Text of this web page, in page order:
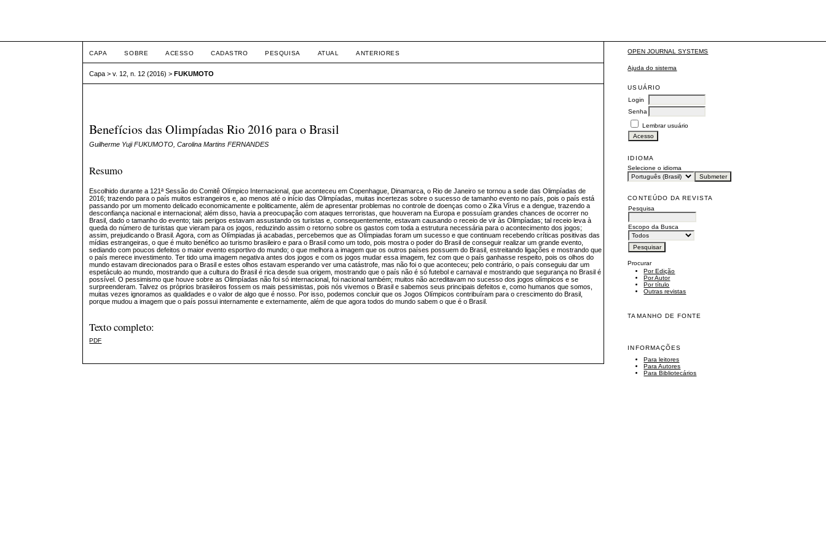
OPEN JOURNAL SYSTEMS
Ajuda do sistema
USUÁRIO
Login
Senha
Lembrar usuário
IDIOMA
Selecione o idioma
CONTEÚDO DA REVISTA
Pesquisa
Escopo da Busca
Procurar
Por Edição
Por Autor
Por título
Outras revistas
TAMANHO DE FONTE
INFORMAÇÕES
Para leitores
Para Autores
Para Bibliotecários
CAPA SOBRE ACESSO CADASTRO PESQUISA ATUAL ANTERIORES
Capa >v. 12, n. 12 (2016) >FUKUMOTO
Benefícios das Olimpíadas Rio 2016 para o Brasil
Guilherme Yuji FUKUMOTO, Carolina Martins FERNANDES
Resumo
Escolhido durante a 121ª Sessão do Comitê Olímpico Internacional, que aconteceu em Copenhague, Dinamarca, o Rio de Janeiro se tornou a sede das Olimpíadas de
2016; trazendo para o país muitos estrangeiros e, ao menos até o início das Olimpíadas, muitas incertezas sobre o sucesso de tamanho evento no país, pois o país está
passando por um momento delicado economicamente e politicamente, além de apresentar problemas no controle de doenças como o Zika Vírus e a dengue, trazendo a
desconfiança nacional e internacional; além disso, havia a preocupação com ataques terroristas, que houveram na Europa e possuíam grandes chances de ocorrer no
Brasil, dado o tamanho do evento; tais perigos estavam assustando os turistas e, consequentemente, estavam causando o receio de vir às Olimpíadas; tal receio leva à
queda do número de turistas que vieram para os jogos, reduzindo assim o retorno sobre os gastos com toda a estrutura necessária para o acontecimento dos jogos;
assim, prejudicando o Brasil. Agora, com as Olímpiadas já acabadas, percebemos que as Olímpiadas foram um sucesso e que continuam recebendo críticas positivas das
mídias estrangeiras, o que é muito benéfico ao turismo brasileiro e para o Brasil como um todo, pois mostra o poder do Brasil de conseguir realizar um grande evento,
sediando com poucos defeitos o maior evento esportivo do mundo; o que melhora a imagem que os outros países possuem do Brasil, estreitando ligações e mostrando que
o país merece investimento. Ter tido uma imagem negativa antes dos jogos e com os jogos mudar essa imagem, fez com que o país ganhasse respeito, pois os olhos do
mundo estavam direcionados para o Brasil e estes olhos estavam esperando ver uma catástrofe, mas não foi o que aconteceu; pelo contrário, o país conseguiu dar um
espetáculo ao mundo, mostrando que a cultura do Brasil é rica desde sua origem, mostrando que o país não é só futebol e carnaval e mostrando que segurança no Brasil é
possível. O pessimismo que houve sobre as Olimpíadas não foi só internacional, foi nacional também; muitos não acreditavam no sucesso dos jogos olímpicos e se
surpreenderam. Talvez os próprios brasileiros fossem os mais pessimistas, pois nós vivemos o Brasil e sabemos seus principais defeitos e, como humanos que somos,
muitas vezes ignoramos as qualidades e o valor de algo que é nosso. Por isso, podemos concluir que os Jogos Olímpicos contribuíram para o crescimento do Brasil,
porque mudou a imagem que o país possui internamente e externamente, além de que agora todos do mundo sabem o que é o Brasil.
Texto completo:
PDF